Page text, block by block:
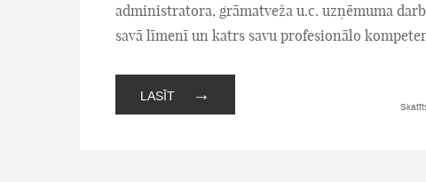
administratora, grāmatveža u.c. uzņēmuma
savā līmenī un katrs savu profesionālo
LASĪT →